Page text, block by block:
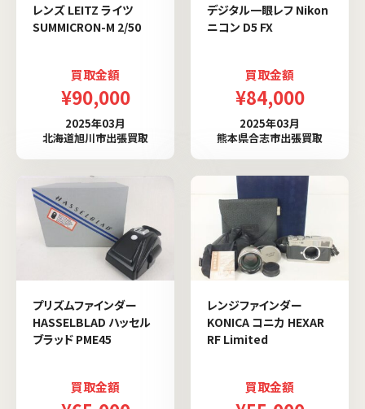
レンズ LEITZ ライツ
SUMMICRON-M 2/50
買取金額
¥90,000
2025年03月
北海道旭川市出張買取
デジタル一眼レフ Nikon
ニコン D5 FX
買取金額
¥84,000
2025年03月
熊本県合志市出張買取
プリズムファインダー
HASSELBLAD ハッセル
ブラッド PME45
買取金額
レンジファインダー
KONICA コニカ HEXAR
RF Limited
買取金額